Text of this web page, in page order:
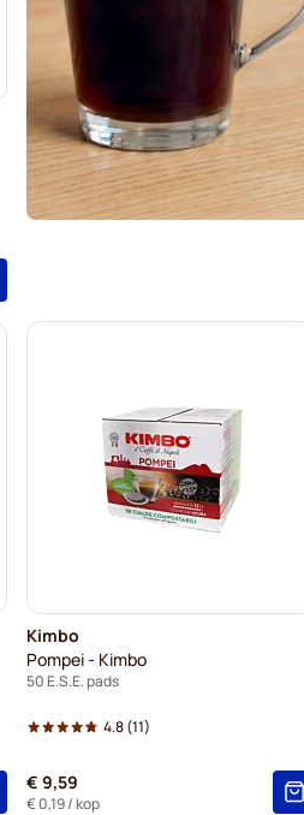
Kimbo
Pompei - Kimbo
50 E.S.E. pads
4.8(11)
€ 9,59
€ 0,19/ kop